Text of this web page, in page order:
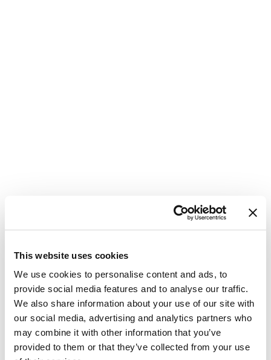
This website uses cookies
We use cookies to personalise content and ads, to
provide social media features and to analyse our traffic.
We also share information about your use of our site with
our social media, advertising and analytics partners who
may combine it with other information that you’ve
provided to them or that they’ve collected from your use
Yacht a velaJeanneau 54
Cielito Lindo
Croazia Seget Donji